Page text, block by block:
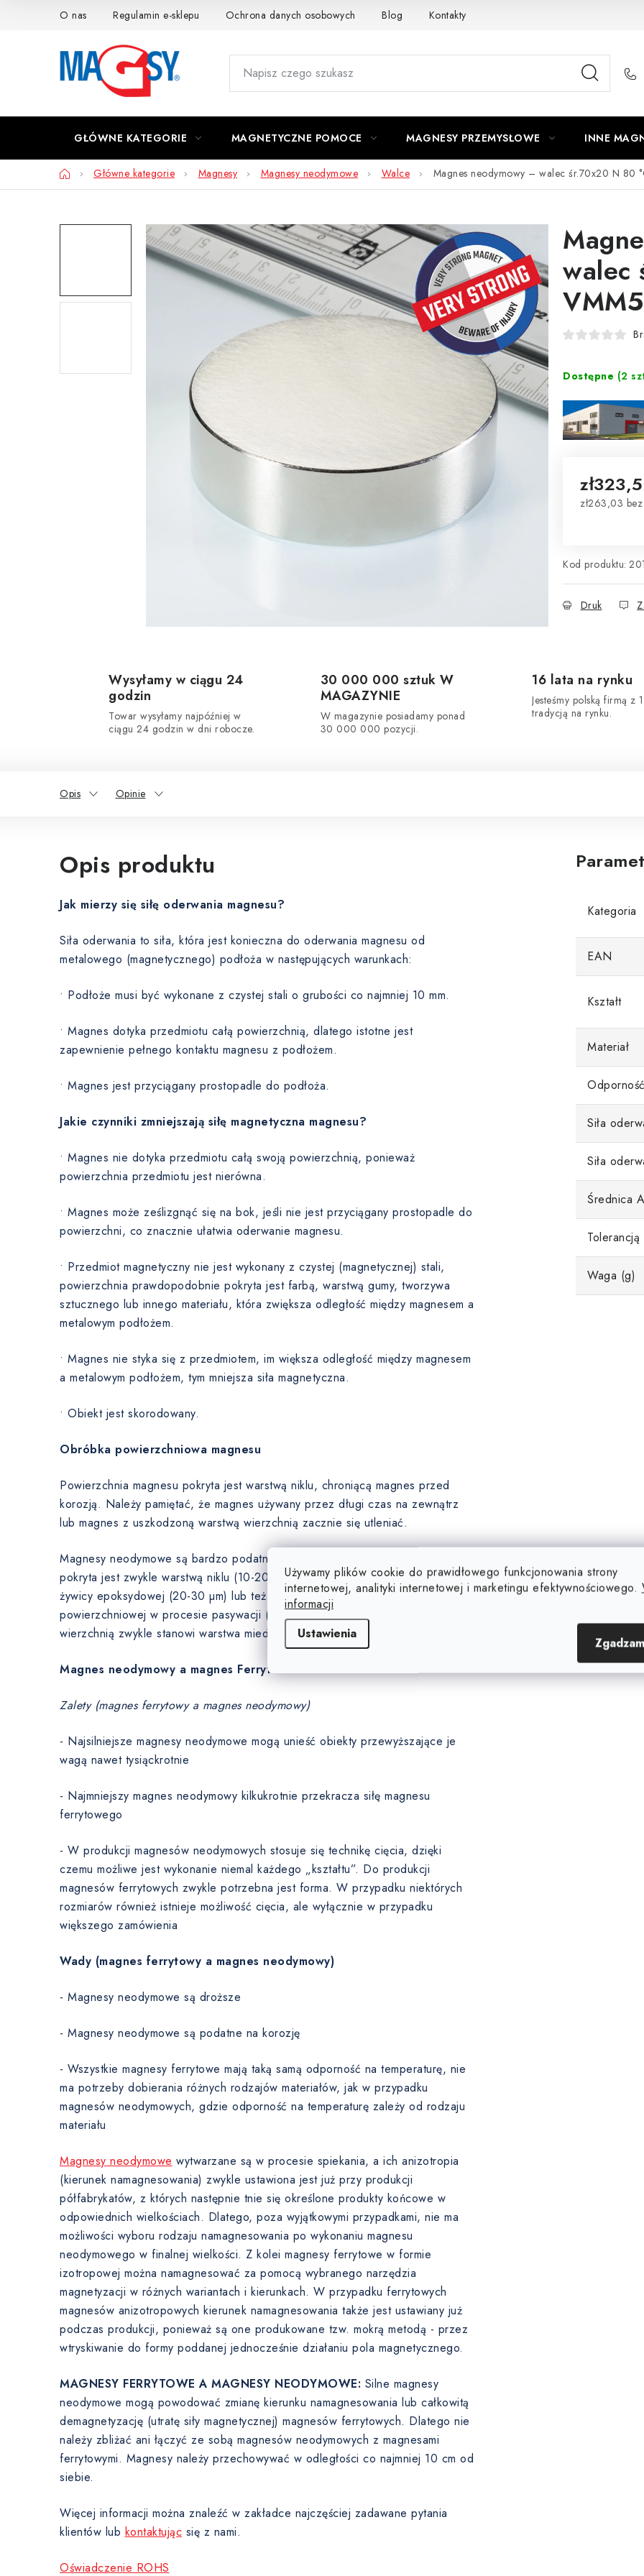
Używamy plików cookie do prawidłowego funkcjonowania strony
internetowej, analityki internetowej i marketingu efektywnościowego.
informacji
Ustawienia
O nas Regulamin e-sklepu Ochrona danych osobowych Blog Kontakty
GŁÓWNE KATEGORIE MAGNETYCZNE POMOCE MAGNESY PRZEMYSŁOWE INNE
HomeGłówne kategorie Magnesy Magnesy neodymowe Walce Magnes neodymowy – walec śr.70x20 N 80
walec
Dostępne (2
zł263,03
Kod produktu:
Druk
Wysyłamy w ciągu 24
godzin
Towar wysyłamy najpóźniej w
ciągu 24 godzin w dni robocze.
30 000 000 sztuk W
MAGAZYNIE
W magazynie posiadamy ponad
30 000 000 pozycji.
16 lata na rynku
Jesteśmy polską firmą z
tradycją na rynku.
Opis Opinie
Opis produktu
Jak mierzy się siłę oderwania magnesu?
Siła oderwania to siła, która jest konieczna do oderwania magnesu od
metalowego (magnetycznego) podłoża w następujących warunkach:
• Podłoże musi być wykonane z czystej stali o grubości co najmniej 10 mm.
• Magnes dotyka przedmiotu całą powierzchnią, dlatego istotne jest
zapewnienie pełnego kontaktu magnesu z podłożem.
• Magnes jest przyciągany prostopadle do podłoża.
Jakie czynniki zmniejszają siłę magnetyczna magnesu?
• Magnes nie dotyka przedmiotu całą swoją powierzchnią, ponieważ
powierzchnia przedmiotu jest nierówna.
• Magnes może ześlizgnąć się na bok, jeśli nie jest przyciągany prostopadle do
powierzchni, co znacznie ułatwia oderwanie magnesu.
• Przedmiot magnetyczny nie jest wykonany z czystej (magnetycznej) stali,
powierzchnia prawdopodobnie pokryta jest farbą, warstwą gumy, tworzywa
sztucznego lub innego materiału, która zwiększa odległość między magnesem a
metalowym podłożem.
• Magnes nie styka się z przedmiotem, im większa odległość między magnesem
a metalowym podłożem, tym mniejsza siła magnetyczna.
• Obiekt jest skorodowany.
Obróbka powierzchniowa magnesu
Powierzchnia magnesu pokryta jest warstwą niklu, chroniącą magnes przed
korozją. Należy pamiętać, że magnes używany przez długi czas na zewnątrz
lub magnes z uszkodzoną warstwą wierzchnią zacznie się utleniać.
Magnesy neodymowe są bardzo podatne na korozję, dlatego ich powierzchnia
pokryta jest zwykle warstwą niklu (10-20 µm), cynku (5-10 µm), złota (5-10 µm),
żywicy epoksydowej (20-30 µm) lub też magnesy poddawane są obróbce
powierzchniowej w procesie pasywacji (0 µm). Warstwę pośrednią pod warstwą
wierzchnią zwykle stanowi warstwa miedzi.
Magnes neodymowy a magnes Ferryt
Zalety (magnes ferrytowy a magnes neodymowy)
- Najsilniejsze magnesy neodymowe mogą unieść obiekty przewyższające je
wagą nawet tysiąckrotnie
- Najmniejszy magnes neodymowy kilkukrotnie przekracza siłę magnesu
ferrytowego
- W produkcji magnesów neodymowych stosuje się technikę cięcia, dzięki
czemu możliwe jest wykonanie niemal każdego „kształtu”. Do produkcji
magnesów ferrytowych zwykle potrzebna jest forma. W przypadku niektórych
rozmiarów również istnieje możliwość cięcia, ale wyłącznie w przypadku
większego zamówienia
Wady (magnes ferrytowy a magnes neodymowy)
- Magnesy neodymowe są droższe
- Magnesy neodymowe są podatne na korozję
- Wszystkie magnesy ferrytowe mają taką samą odporność na temperaturę, nie
ma potrzeby dobierania różnych rodzajów materiałów, jak w przypadku
magnesów neodymowych, gdzie odporność na temperaturę zależy od rodzaju
materiału
Magnesy neodymowe wytwarzane są w procesie spiekania, a ich anizotropia
(kierunek namagnesowania) zwykle ustawiona jest już przy produkcji
półfabrykatów, z których następnie tnie się określone produkty końcowe w
odpowiednich wielkościach. Dlatego, poza wyjątkowymi przypadkami, nie ma
możliwości wyboru rodzaju namagnesowania po wykonaniu magnesu
neodymowego w finalnej wielkości. Z kolei magnesy ferrytowe w formie
izotropowej można namagnesować za pomocą wybranego narzędzia
magnetyzacji w różnych wariantach i kierunkach. W przypadku ferrytowych
magnesów anizotropowych kierunek namagnesowania także jest ustawiany już
podczas produkcji, ponieważ są one produkowane tzw. mokrą metodą - przez
wtryskiwanie do formy poddanej jednocześnie działaniu pola magnetycznego.
MAGNESY FERRYTOWE A MAGNESY NEODYMOWE: Silne magnesy
neodymowe mogą powodować zmianę kierunku namagnesowania lub całkowitą
demagnetyzację (utratę siły magnetycznej) magnesów ferrytowych. Dlatego nie
należy zbliżać ani łączyć ze sobą magnesów neodymowych z magnesami
ferrytowymi. Magnesy należy przechowywać w odległości co najmniej 10 cm od
siebie.
Więcej informacji można znaleźć w zakładce najczęściej zadawane pytania
klientów lub kontaktując się z nami.
Oświadczenie ROHS
Kategoria
EAN
Kształt
Materiał
Siła
Siła
Średnica
Waga (g)